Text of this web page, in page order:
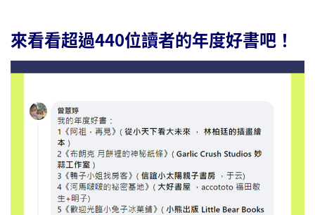
來看看超過440位讀者的年度好書吧！